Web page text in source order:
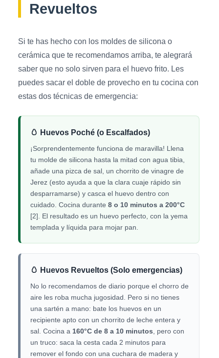
Revueltos
Si te has hecho con los moldes de silicona o
cerámica que te recomendamos arriba, te alegrará
saber que no solo sirven para el huevo frito. Les
puedes sacar el doble de provecho en tu cocina con
estas dos técnicas de emergencia:
🥚 Huevos Poché (o Escalfados)
¡Sorprendentemente funciona de maravilla! Llena
tu molde de silicona hasta la mitad con agua tibia,
añade una pizca de sal, un chorrito de vinagre de
Jerez (esto ayuda a que la clara cuaje rápido sin
desparramarse) y casca el huevo dentro con
cuidado. Cocina durante 8 o 10 minutos a 200°C
[2]. El resultado es un huevo perfecto, con la yema
templada y líquida para mojar pan.
🥚 Huevos Revueltos (Solo emergencias)
No lo recomendamos de diario porque el chorro de
aire les roba mucha jugosidad. Pero si no tienes
una sartén a mano: bate los huevos en un
recipiente apto con un chorrito de leche entera y
sal. Cocina a 160°C de 8 a 10 minutos , pero con
un truco: saca la cesta cada 2 minutos para
remover el fondo con una cuchara de madera y